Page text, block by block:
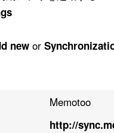
newor
Memotoo
http://